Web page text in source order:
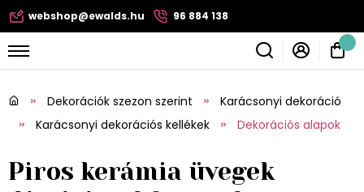
webshop@ewalds.hu 96 884 138
Dekorációk szezon szerint
Karácsonyi dekoráció
Karácsonyi dekorációs kellékek
Dekorációs alapok
Piros kerámia üvegek